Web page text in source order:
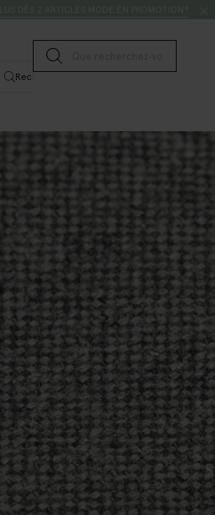
Lancer la recherche
Rechercher